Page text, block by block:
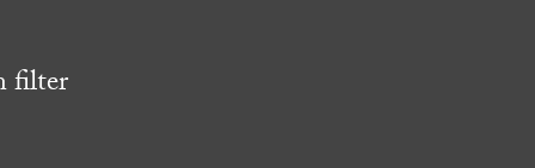
filter